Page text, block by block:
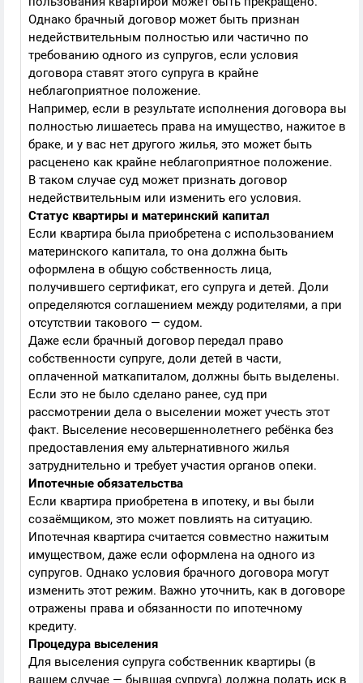
Однако брачный договор может быть признан
недействительным полностью или частично по
требованию одного из супругов, если условия
договора ставят этого супруга в крайне
неблагоприятное положение.
Например, если в результате исполнения договора вы
полностью лишаетесь права на имущество, нажитое в
браке, и у вас нет другого жилья, это может быть
расценено как крайне неблагоприятное положение.
В таком случае суд может признать договор
недействительным или изменить его условия.
Статус квартиры и материнский капитал
Если квартира была приобретена с использованием
материнского капитала, то она должна быть
оформлена в общую собственность лица,
получившего сертификат, его супруга и детей. Доли
определяются соглашением между родителями, а при
отсутствии такового — судом.
Даже если брачный договор передал право
собственности супруге, доли детей в части,
оплаченной маткапиталом, должны быть выделены.
Если это не было сделано ранее, суд при
рассмотрении дела о выселении может учесть этот
факт. Выселение несовершеннолетнего ребёнка без
предоставления ему альтернативного жилья
затруднительно и требует участия органов опеки.
Ипотечные обязательства
Если квартира приобретена в ипотеку, и вы были
созаёмщиком, это может повлиять на ситуацию.
Ипотечная квартира считается совместно нажитым
имуществом, даже если оформлена на одного из
супругов. Однако условия брачного договора могут
изменить этот режим. Важно уточнить, как в договоре
отражены права и обязанности по ипотечному
кредиту.
Процедура выселения
Для выселения супруга собственник квартиры (в
вашем случае — бывшая супруга) должна подать иск в